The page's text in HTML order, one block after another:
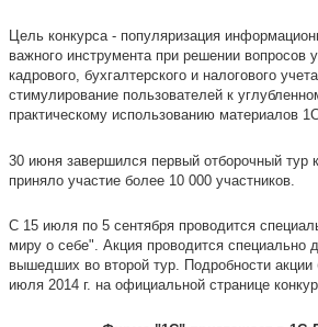
Цель конкурса - популяризация
важного инструмента при решении вопросов
кадрового, бухгалтерского и налогового
стимулирование пользователей к
практическому использованию материалов
30 июня завершился первый отборочный тур
приняло участие более 10 000 участников.
С 15 июля по 5 сентября проводится
миру о себе". Акция проводится специально
вышедших во второй тур. Подробности акции
июля 2014 г. на официальной странице